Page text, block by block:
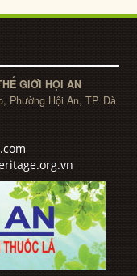
GIỚI HỘI AN
Phường Hội An, TP. Đà